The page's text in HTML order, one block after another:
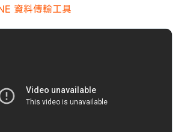
資料傳輸工具